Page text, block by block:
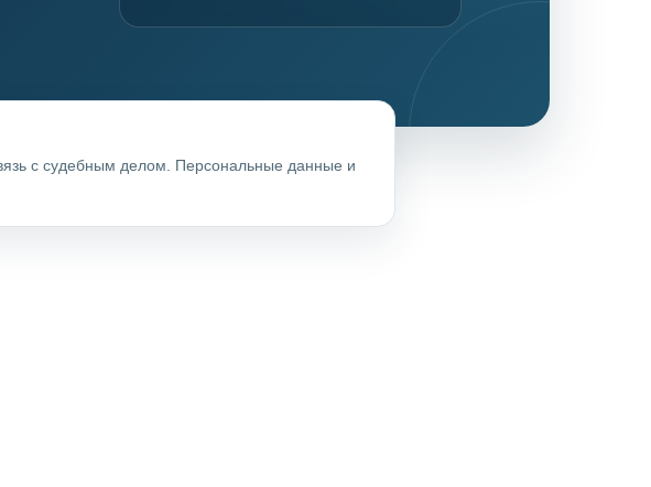
с судебным делом. Персональные данные и